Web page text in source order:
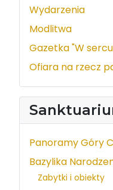
Wydarzenia
Modlitwa
Gazetka "W
Ofiara na rzecz
Panoramy Góry
Bazylika
Zabytki i obiekty